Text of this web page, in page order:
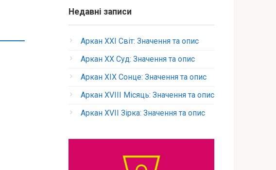
Недавні записи
Аркан XXI Світ: Значення та опис
Аркан XX Суд: Значення та опис
Аркан XIX Сонце: Значення та опис
Аркан XVIII Місяць: Значення та опис
Аркан XVII Зірка: Значення та опис